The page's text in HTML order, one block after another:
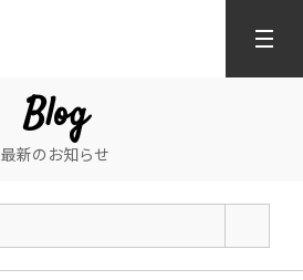
Blog
最新のお知らせ